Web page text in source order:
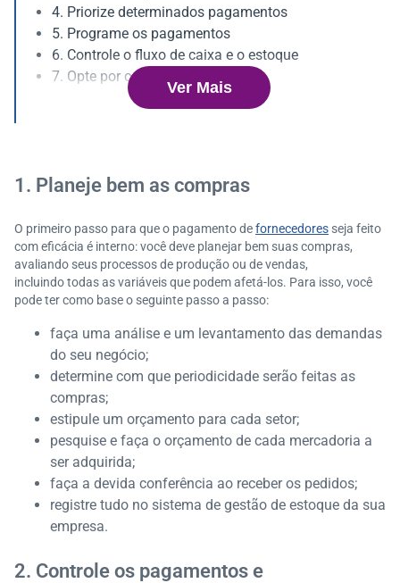
4. Priorize determinados pagamentos
5. Programe os pagamentos
6. Controle o fluxo de caixa e o estoque
7. Opte por compras a prazo
8. Renegocie quando necessário
Ver Mais
1. Planeje bem as compras
O primeiro passo para que o pagamento defornecedores seja feito
com eficácia é interno: você deve planejar bem suas compras,
avaliando seus processos de produção ou de vendas,
incluindo todas as variáveis que podem afetá-los. Para isso, você
pode ter como base o seguinte passo a passo:
faça uma análise e um levantamento das demandas
do seu negócio;
determine com que periodicidade serão feitas as
compras;
estipule um orçamento para cada setor;
pesquise e faça o orçamento de cada mercadoria a
ser adquirida;
faça a devida conferência ao receber os pedidos;
registre tudo no sistema de gestão de estoque da sua
empresa.
2. Controle os pagamentos e